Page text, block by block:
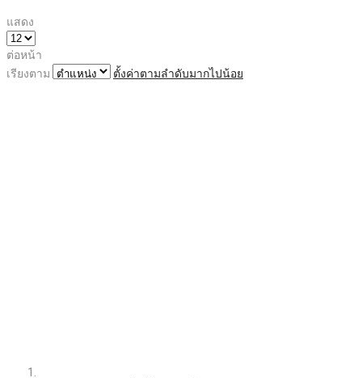
แสดง
ต่อหน้า
เรียงตาม
ตั้งค่าตามลำดับมากไปน้อย